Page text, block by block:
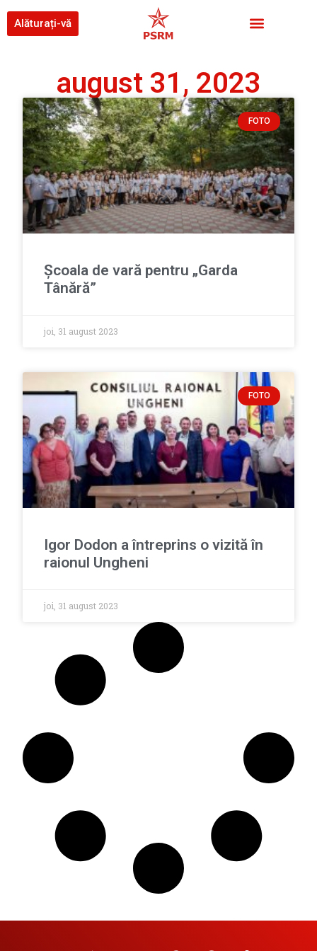
Alăturați-vă
august 31, 2023
FOTO
Școala de vară pentru „Garda
Tânără”
joi, 31 august 2023
FOTO
Igor Dodon a întreprins o vizită în
raionul Ungheni
joi, 31 august 2023